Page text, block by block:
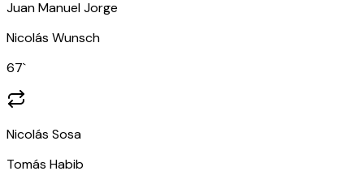
Juan Manuel Jorge
Nicolás Wunsch
67`
Nicolás Sosa
Tomás Habib